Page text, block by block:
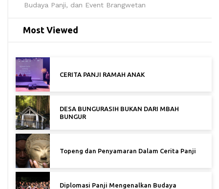
Budaya Panji, dan Event Brangwetan
Most Viewed
CERITA PANJI RAMAH ANAK
DESA BUNGURASIH BUKAN DARI MBAH
BUNGUR
Topeng dan Penyamaran Dalam Cerita Panji
Diplomasi Panji Mengenalkan Budaya